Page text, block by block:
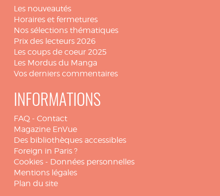
Les nouveautés
Horaires et fermetures
Nos sélections thématiques
Prix des lecteurs 2026
Les coups de coeur 2025
Les Mordus du Manga
Vos derniers commentaires
INFORMATIONS
FAQ - Contact
Magazine EnVue
Des bibliothèques accessibles
Foreign in Paris ?
Cookies - Données personnelles
Mentions légales
Plan du site